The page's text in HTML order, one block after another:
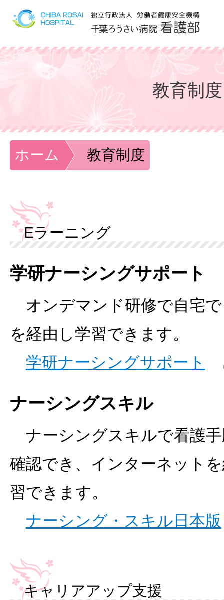
教育制度
ホーム 教育制度
Eラーニング
学研ナーシングサポート
オンデマンド研修で自宅
を経由し学習できます。
学研ナーシングサポート
ナーシングスキル
ナーシングスキルで看護
確認でき、インターネット
習できます。
ナーシング・スキル日本版
キャリアアップ支援